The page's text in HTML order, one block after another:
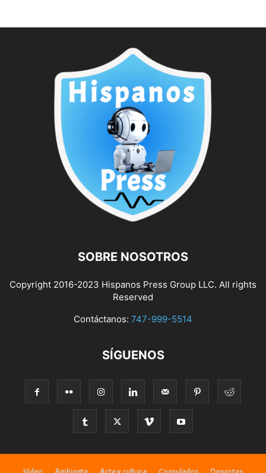
SOBRE NOSOTROS
Copyright 2016-2023 Hispanos Press Group LLC. All rights
Reserved
Contáctanos: 747-999-5514
SÍGUENOS